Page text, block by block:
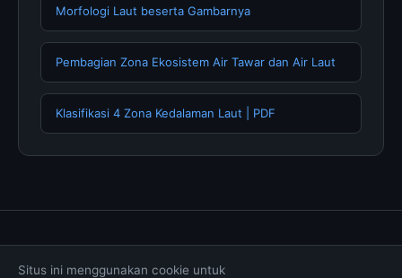
Morfologi Laut beserta Gambarnya
Pembagian Zona Ekosistem Air Tawar dan Air Laut
Klasifikasi 4 Zona Kedalaman Laut | PDF
Situs ini menggunakan cookie untuk